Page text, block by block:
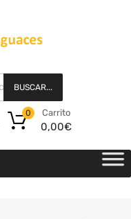
BUSCAR...
Carrito
0,00€
0